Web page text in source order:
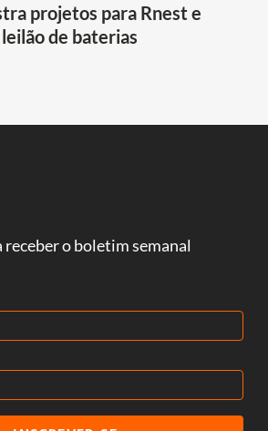
projetos para Rnest e
de baterias
receber o boletim semanal